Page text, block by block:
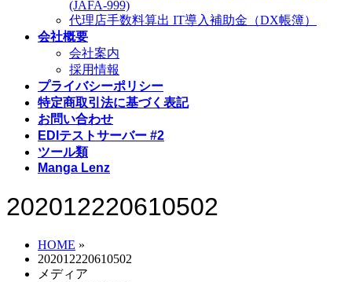
(JAFA-999)
代理店手数料算出 IT導入補助金（DX帳簿）
会社概要
会社案内
採用情報
プライバシーポリシー
特定商取引法に基づく表記
お問い合わせ
EDIテストサーバー #2
ツール類
Manga Lenz
202012220610502
HOME »
202012220610502
メディア